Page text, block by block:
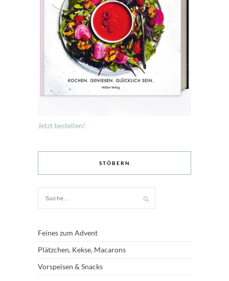
Jetzt bestellen!
STÖBERN
Feines zum Advent
Plätzchen, Kekse, Macarons
Vorspeisen & Snacks